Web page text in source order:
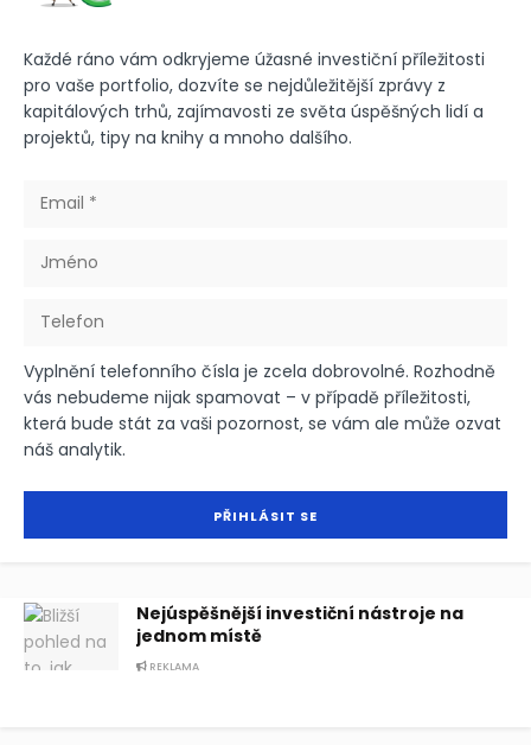
Každé ráno vám odkryjeme úžasné investiční příležitosti
pro vaše portfolio, dozvíte se nejdůležitější zprávy z
kapitálových trhů, zajímavosti ze světa úspěšných lidí a
projektů, tipy na knihy a mnoho dalšího.
Vyplnění telefonního čísla je zcela dobrovolné. Rozhodně
vás nebudeme nijak spamovat – v případě příležitosti,
která bude stát za vaši pozornost, se vám ale může ozvat
náš analytik.
Nejúspěšnější investiční nástroje na
jednom místě
REKLAMA